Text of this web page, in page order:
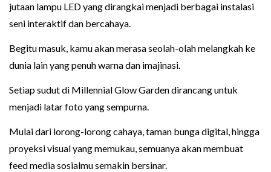
jutaan lampu LED yang dirangkai menjadi berbagai instalasi
seni interaktif dan bercahaya.
Begitu masuk, kamu akan merasa seolah-olah melangkah ke
dunia lain yang penuh warna dan imajinasi.
Setiap sudut di Millennial Glow Garden dirancang untuk
menjadi latar foto yang sempurna.
Mulai dari lorong-lorong cahaya, taman bunga digital, hingga
proyeksi visual yang memukau, semuanya akan membuat
feed media sosialmu semakin bersinar.